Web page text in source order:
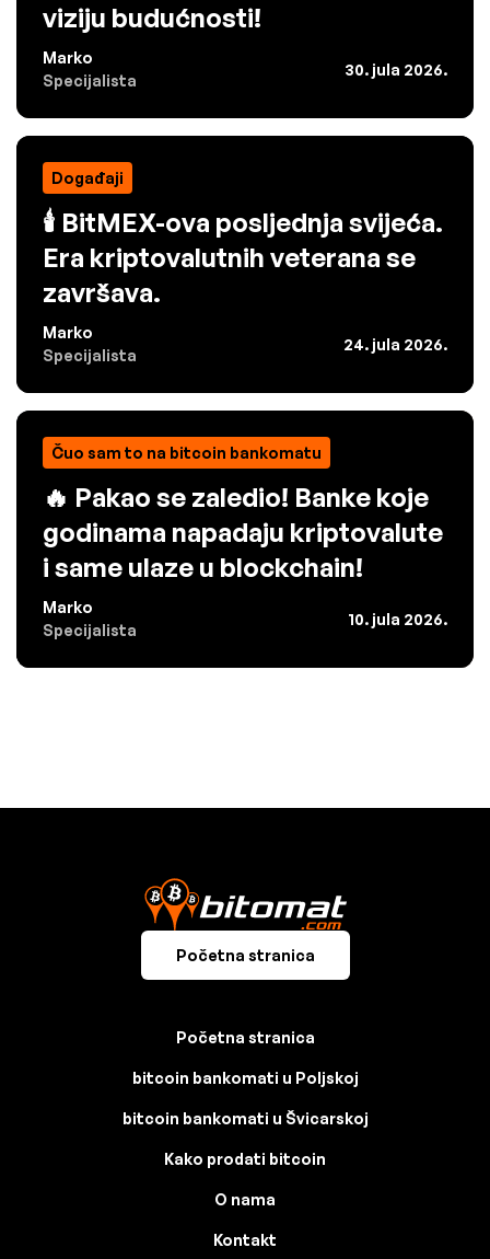
viziju budućnosti!
Marko
Specijalista
30. jula 2026.
Događaji
🕯️ BitMEX-ova posljednja svijeća.
Era kriptovalutnih veterana se
završava.
Marko
Specijalista
24. jula 2026.
Čuo sam to na bitcoin bankomatu
🔥 Pakao se zaledio! Banke koje
godinama napadaju kriptovalute
i same ulaze u blockchain!
Marko
Specijalista
10. jula 2026.
Početna stranica
Početna stranica
bitcoin bankomati u Poljskoj
bitcoin bankomati u Švicarskoj
Kako prodati bitcoin
O nama
Kontakt